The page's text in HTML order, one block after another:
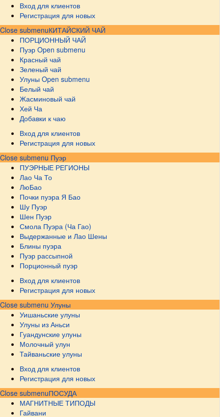
Вход для клиентов
Регистрация для новых
Close submenuКИТАЙСКИЙ ЧАЙ
ПОРЦИОННЫЙ ЧАЙ
Пуэр Open submenu
Красный чай
Зеленый чай
Улуны Open submenu
Белый чай
Жасминовый чай
Хей Ча
Добавки к чаю
Вход для клиентов
Регистрация для новых
Close submenu Пуэр
ПУЭРНЫЕ РЕГИОНЫ
Лао Ча То
ЛюБао
Почки пуэра Я Бао
Шу Пуэр
Шен Пуэр
Смола Пуэра (Ча Гао)
Выдержанные и Лао Шены
Блины пуэра
Пуэр рассыпной
Порционный пуэр
Вход для клиентов
Регистрация для новых
Close submenu Улуны
Уишаньские улуны
Улуны из Аньси
Гуандунские улуны
Молочный улун
Тайваньские улуны
Вход для клиентов
Регистрация для новых
Close submenuПОСУДА
МАГНИТНЫЕ ТИПОДЫ
Гайвани